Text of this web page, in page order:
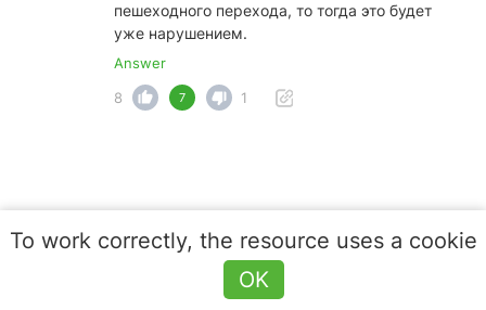
пешеходного перехода, то тогда это будет
уже нарушением.
Answer
8
7 1
To work correctly, the resource uses a cookie
OK